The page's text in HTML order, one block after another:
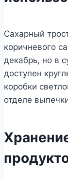
Сахарный
коричневого
декабрь, но в
доступен
коробки
отделе